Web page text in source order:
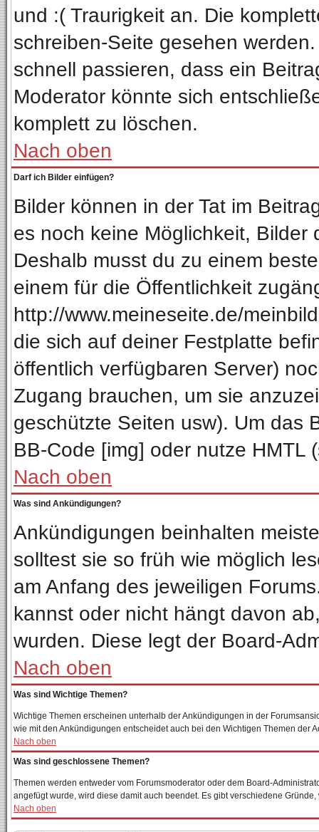
und :( Traurigkeit an. Die
schreiben-Seite gesehen
schnell passieren, dass ein
Moderator könnte sich
komplett zu löschen.
Nach oben
Darf ich Bilder einfügen?
Bilder können in der Tat im
es noch keine Möglichkeit,
Deshalb musst du zu einem
einem für die Öffentlichkeit
http://www.meineseite.de/
die sich auf deiner Festplatte
öffentlich verfügbaren Server)
Zugang brauchen, um sie
geschützte Seiten usw). Um das
BB-Code [img] oder nutze HMTL
Nach oben
Was sind Ankündigungen?
Ankündigungen beinhalten
solltest sie so früh wie möglich
am Anfang des jeweiligen
kannst oder nicht hängt davon
wurden. Diese legt der Board-
Nach oben
Was sind Wichtige Themen?
Wichtige Themen erscheinen unterhalb der Ankündigungen in der
wie mit den Ankündigungen entscheidet auch bei den Wichtigen Themen der
Nach oben
Was sind geschlossene Themen?
Themen werden entweder vom Forumsmoderator oder dem Board-
angefügt wurde, wird diese damit auch beendet. Es gibt verschiedene
Nach oben